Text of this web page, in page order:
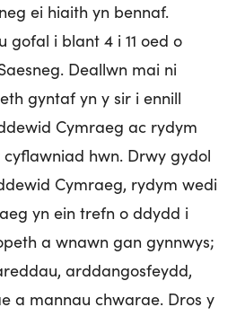
ei hiaith yn bennaf.
gofal i blant 4 i 11 oed o
Deallwn mai ni
gyntaf yn y sir i ennill
Cymraeg ac rydym
cyflawniad hwn. Drwy gydol
Cymraeg, rydym wedi
yn ein trefn o ddydd i
a wnawn gan gynnwys;
arddangosfeydd,
a mannau chwarae. Dros y